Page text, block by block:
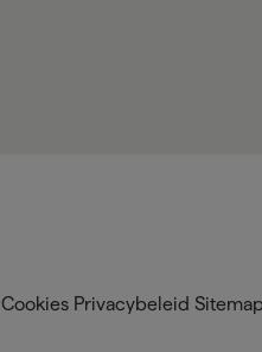
Cookies Privacybeleid